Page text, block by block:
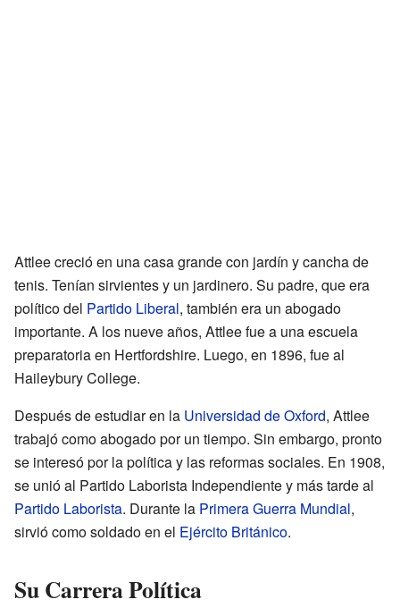
Attlee creció en una casa grande con jardín y cancha de
tenis. Tenían sirvientes y un jardinero. Su padre, que era
político del Partido Liberal, también era un abogado
importante. A los nueve años, Attlee fue a una escuela
preparatoria en Hertfordshire. Luego, en 1896, fue al
Haileybury College.
Después de estudiar en la Universidad de Oxford, Attlee
trabajó como abogado por un tiempo. Sin embargo, pronto
se interesó por la política y las reformas sociales. En 1908,
se unió al Partido Laborista Independiente y más tarde al
Partido Laborista. Durante la Primera Guerra Mundial,
sirvió como soldado en el Ejército Británico.
Su Carrera Política